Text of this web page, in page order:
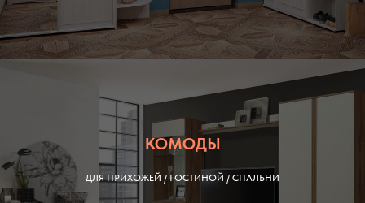
КОМОДЫ
ДЛЯ ПРИХОЖЕЙ / ГОСТИНОЙ / СПАЛЬНИ